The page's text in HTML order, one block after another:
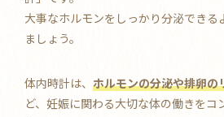
大事なホルモンをしっかり分泌できる
ましょう。
体内時計は、 ホルモンの分泌や排卵の
ど、妊娠に関わる大切な体の働きをコ